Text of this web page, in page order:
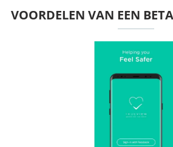
VOORDELEN VAN EEN